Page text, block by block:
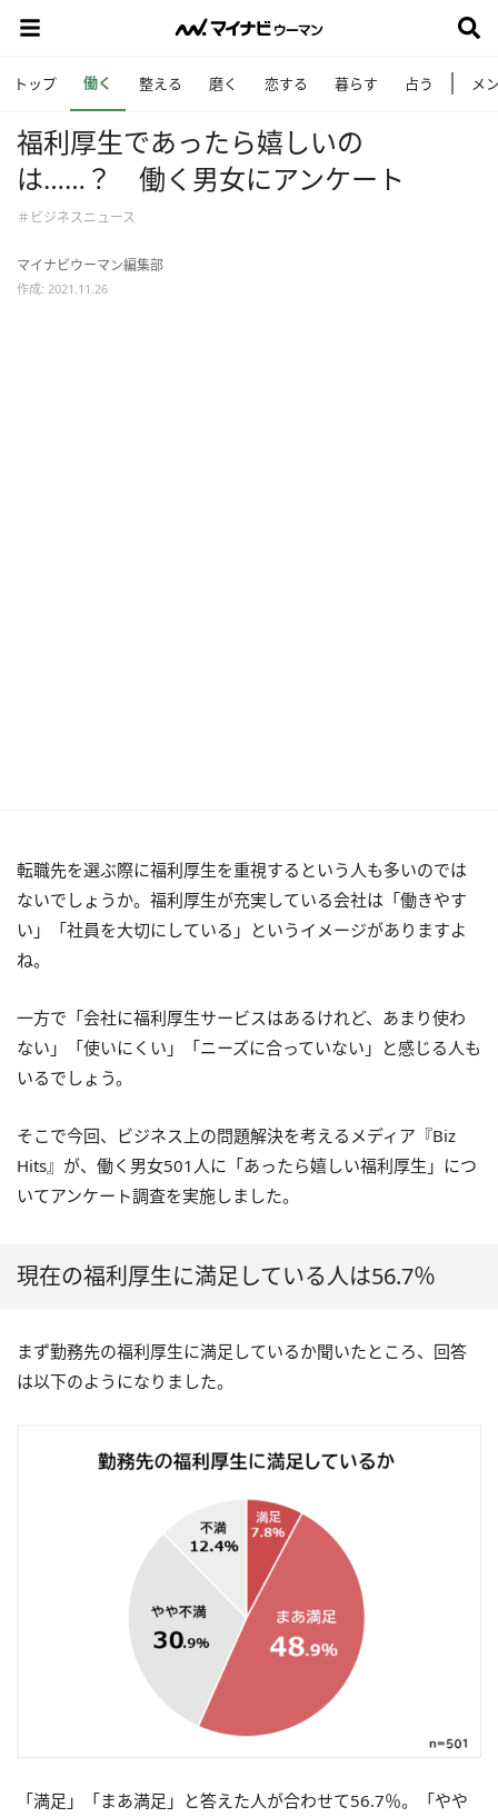
トップ 働く 整える 磨く 恋する 暮らす 占う メ
福利厚生であったら嬉しいの
は……？ 働く男女にアンケート
＃ビジネスニュース
マイナビウーマン編集部
作成: 2021.11.26
転職先を選ぶ際に福利厚生を重視するという人も多いのでは
ないでしょうか。福利厚生が充実している会社は「働きやす
い」「社員を大切にしている」というイメージがありますよ
ね。
一方で「会社に福利厚生サービスはあるけれど、あまり使わ
ない」「使いにくい」「ニーズに合っていない」と感じる人も
いるでしょう。
そこで今回、ビジネス上の問題解決を考えるメディア『Biz
Hits』が、働く男女501人に「あったら嬉しい福利厚生」につ
いてアンケート調査を実施しました。
現在の福利厚生に満足している人は56.7％
まず勤務先の福利厚生に満足しているか聞いたところ、回答
は以下のようになりました。
「満足」「まあ満足」と答えた人が合わせて56.7％。「やや